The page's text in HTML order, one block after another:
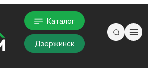
Каталог
Дзержинск